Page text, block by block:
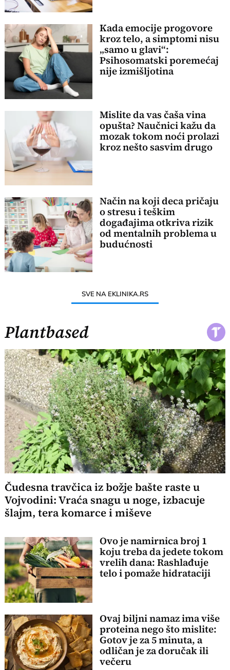
Kada emocije progovore
kroz telo, a simptomi nisu
„samo u glavi“:
Psihosomatski poremećaj
nije izmišljotina
Mislite da vas čaša vina
opušta? Naučnici kažu da
mozak tokom noći prolazi
kroz nešto sasvim drugo
Način na koji deca pričaju
o stresu i teškim
događajima otkriva rizik
od mentalnih problema u
budućnosti
SVE NA EKLINIKA.RS
Plantbased
Čudesna travčica iz božje bašte raste u
Vojvodini: Vraća snagu u noge, izbacuje
šlajm, tera komarce i miševe
Ovo je namirnica broj 1
koju treba da jedete tokom
vrelih dana: Rashlađuje
telo i pomaže hidrataciji
Ovaj biljni namaz ima više
proteina nego što mislite:
Gotov je za 5 minuta, a
odličan je za doručak ili
večeru